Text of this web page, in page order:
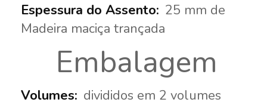
25 mm de
Madeira maciça trançada
Embalagem
divididos em 2 volumes